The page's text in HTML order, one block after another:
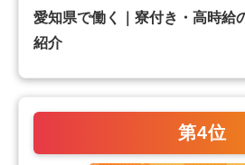
愛知県で働く｜寮付き・高時給
紹介
第4位